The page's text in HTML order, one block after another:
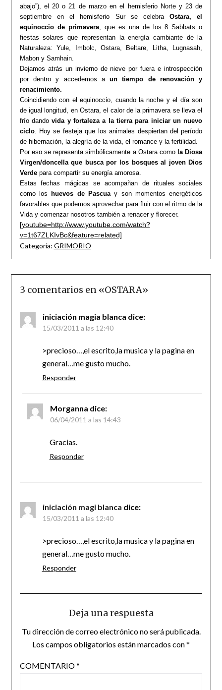
abajo”), el 20 o 21 de marzo en el hemisferio Norte y 23 de
septiembre en el hemisferio Sur se celebraOstara, el
equinoccio de primavera, que es una de los 8 Sabbats o
fiestas solares que representan la energía cambiante de la
Naturaleza: Yule, Imbolc, Ostara, Beltare, Litha, Lugnasah,
Mabon y Samhain.
Dejamos atrás un invierno de nieve por fuera e introspección
por dentro y accedemos aun tiempo de renovación y
renacimiento.
Coincidiendo con el equinoccio, cuando la noche y el día son
de igual longitud, en Ostara, el calor de la primavera se lleva el
frío dandovida y fortaleza a la tierra para iniciar un nuevo
ciclo. Hoy se festeja que los animales despiertan del período
de hibernación, la alegría de la vida, el romance y la fertilidad.
Por eso se representa simbólicamente a Ostara como la Diosa
Virgen/doncella que busca por los bosques al joven Dios
Verdepara compartir su energía amorosa.
Estas fechas mágicas se acompañan de rituales sociales
como los
huevos de Pascua y son momentos energéticos
favorables que podemos aprovechar para fluir con el ritmo de la
Vida y comenzar nosotros también a renacer y florecer.
[youtube=http://www.youtube.com/watch?
v=1t67ZLKIvBc&feature=related]
Categoría: GRIMORIO
3 comentarios en «OSTARA»
iniciación magia blanca dice:
15/03/2011 a las 12:40
>precioso…,el escrito,la musica y la pagina en
general…me gusto mucho.
Responder
Morganna dice:
06/04/2011 a las 14:43
Gracias.
Responder
iniciación magi blanca dice:
15/03/2011 a las 12:40
>precioso…,el escrito,la musica y la pagina en
general…me gusto mucho.
Responder
Deja una respuesta
Tu dirección de correo electrónico no será publicada.
Los campos obligatorios están marcados con*
COMENTARIO*